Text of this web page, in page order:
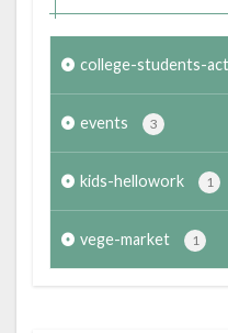
college-students-
events 3
kids-hellowork 1
vege-market 1